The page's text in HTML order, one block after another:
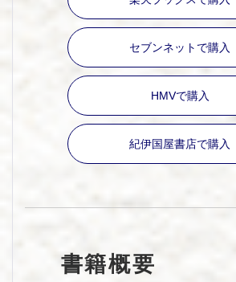
セブンネットで購入
HMVで購入
紀伊国屋書店で購入
書籍概要